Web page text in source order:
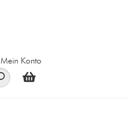
Mein Konto